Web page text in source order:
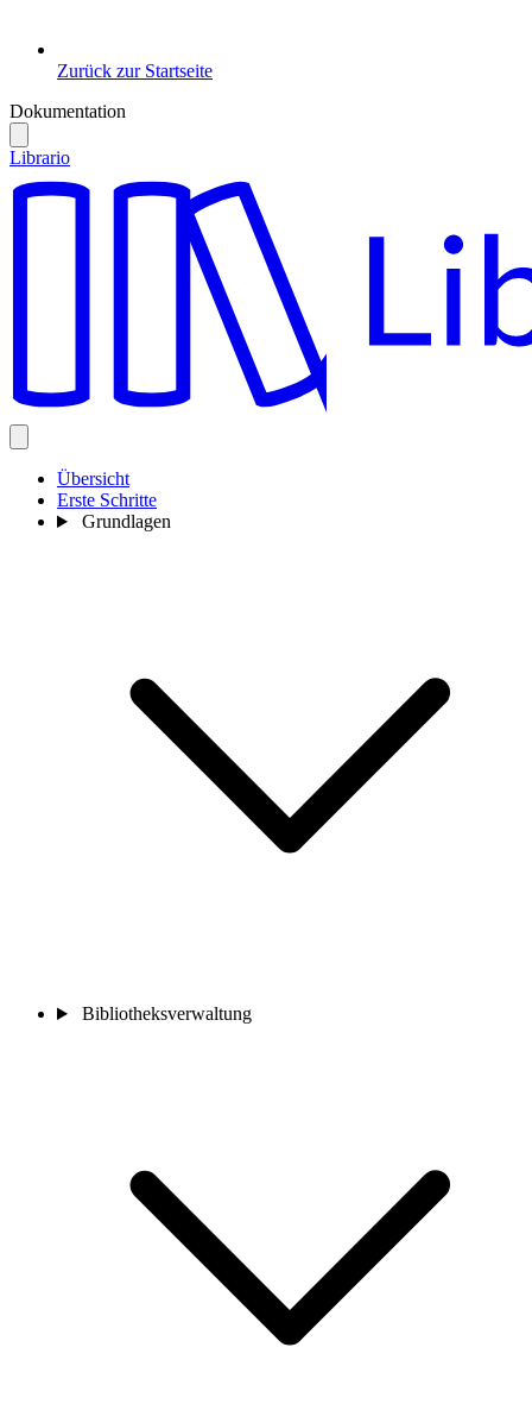
Zurück zur Startseite
Dokumentation
Librario
Übersicht
Erste Schritte
Grundlagen
Bibliotheksverwaltung